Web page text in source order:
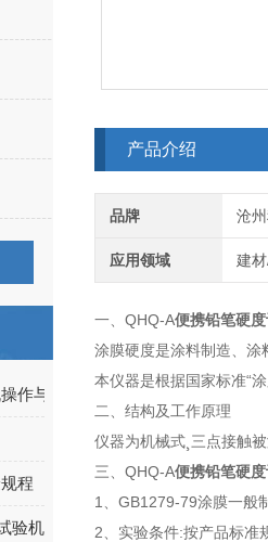
作与使用
程
验机产品简介
产品介绍
品牌 沧
应用领域 建
一、QHQ-A便携铅笔硬
涂膜硬度是涂料制造、
本仪器是根据国家标准“
二、结构及工作原理
仪器为机械式¸三点接触
三、QHQ-A便携铅笔硬
1、GB1279-79涂膜一般
2、实验条件:按产品标准